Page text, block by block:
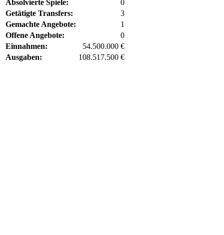
Absolvierte Spiele:
0
Getätigte Transfers:
3
Gemachte Angebote:
1
Offene Angebote:
0
Einnahmen:
54.500.000 €
Ausgaben:
108.517.500 €